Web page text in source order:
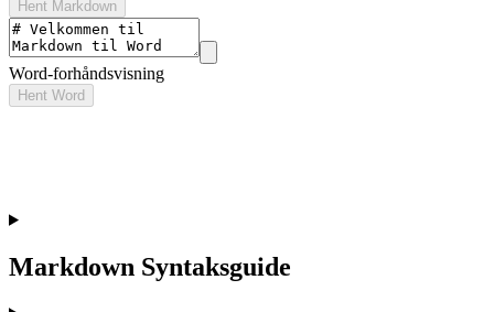
Hent Markdown
Word-forhåndsvisning
Hent Word
Markdown Syntaksguide